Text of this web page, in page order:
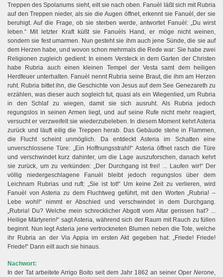
Treppen des Spolariums sieht, eilt sie nach oben. Fanuèl läßt sich mit Rubria
auf den Treppen nieder, als sie die Augen öffnet, erkennt sie Fanuèl, der sie
beruhigt. Auf die Frage, ob sie sterben werde, antwortet Fanuèl: „Du wirst
leben.“ Mit letzter Kraft küßt sie Fanuèls Hand, er möge nicht weinen,
sondern sie fest umarmen. Nun gesteht sie ihm auch jene Sünde, die sie auf
dem Herzen habe, und wovon schon mehrmals die Rede war: Sie habe zwei
Religionen zugleich gedient: In einem Versteck in dem Garten der Christen
habe Rubria auch einen kleinen Tempel der Vesta samt dem heiligen
Herdfeuer unterhalten. Fanuèl nennt Rubria seine Braut, die ihm am Herzen
ruht. Rubria bittet ihn, die Geschichte von Jesus auf dem See Genezareth zu
erzählen, was dieser auch sogleich tut, quasi als ein Wiegenlied, um Rubria
in den Schlaf zu wiegen, damit sie sich ausruht. Als Rubria jedoch
regungslos in seinen Armen liegt, und auf seine Rufe nicht mehr reagiert,
versucht er verzweifelt sie wiederzubeleben. In diesem Moment kehrt Asteria
zurück und läuft eilig die Treppen herab. Das Gebäude stehe in Flammen,
die Flucht scheint unmöglich. Da entdeckt Asteria im Schatten eine
unverschlossene Türe: „Ein Hoffnungsstrahl!“ Asteria öffnet rasch die Türe
und verschwindet kurz dahinter, um die Lage auszuforschen, danach kehrt
sie zurück, um zu verkünden: „Der Durchgang ist frei! ... Laufen wir!“ Der
völlig niedergeschlagene Fanuèl bleibt jedoch regungslos über dem
Leichnam Rubrias und ruft: „Sie ist tot!“ Um keine Zeit zu verlieren, wird
Fanuèl von Asteria zu dem Fluchtweg geführt, mit den Worten „Rubria! –
Lebe wohl!“ nimmt er Abschied und verschwindet in dem Durchgang.
„Rubria! Du? Welche mein schrecklicher Abgott vom Altar gerissen hat? ...
Heilige Märtyrerin!“ sagt Asteria, während sich der Raum mit Rauch zu füllen
beginnt. Nun legt Asteria jene vertrockneten Blumen neben die Tote, welche
ihr Rubria an der Via Appia im ersten Akt gegeben hat: „Friede! Friede!
Friede!“ Dann eilt auch sie hinaus.
Nachwort:
In der Tat arbeitete Arrigo Boito seit dem Jahr 1862 an seiner Oper Nerone,